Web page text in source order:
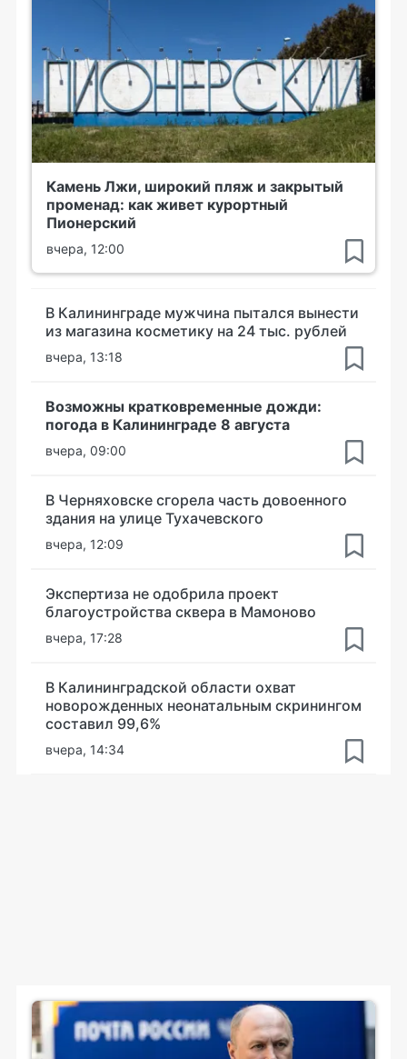
Камень Лжи, широкий пляж и закрытый
променад: как живет курортный
Пионерский
вчера, 12:00
В Калининграде мужчина пытался вынести
из магазина косметику на 24 тыс. рублей
вчера, 13:18
Возможны кратковременные дожди:
погода в Калининграде 8 августа
вчера, 09:00
В Черняховске сгорела часть довоенного
здания на улице Тухачевского
вчера, 12:09
Экспертиза не одобрила проект
благоустройства сквера в Мамоново
вчера, 17:28
В Калининградской области охват
новорожденных неонатальным скринингом
составил 99,6%
вчера, 14:34